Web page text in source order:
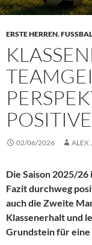
ERSTE HERREN,
02/06/2026 ALEX
Die Saison 2025/
Fazit durchweg
auch die Zweite
Klassenerhalt und
Grundstein für